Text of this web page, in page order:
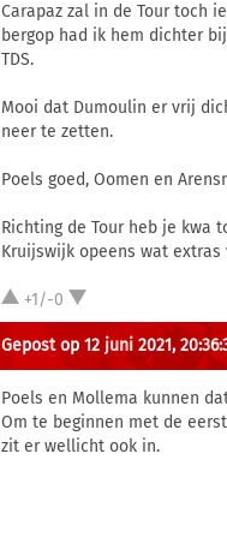
Carapaz zal in de Tour toch
bergop had ik hem dichter
TDS.
Mooi dat Dumoulin er vrij
neer te zetten.
Poels goed, Oomen en
Richting de Tour heb je kwa
Kruijswijk opeens wat
+1/-0
Gepost op 12 juni 2021,
Poels en Mollema kunnen
Om te beginnen met de
zit er wellicht ook in.